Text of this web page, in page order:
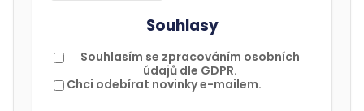
Souhlasy
Souhlasím se zpracováním osobních
údajů dle GDPR.
Chci odebírat novinky e-mailem.